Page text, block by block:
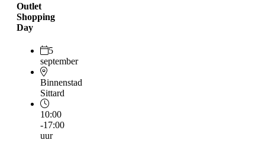
Outlet
Shopping
Day
5
september
Binnenstad
Sittard
10:00
-17:00
uur